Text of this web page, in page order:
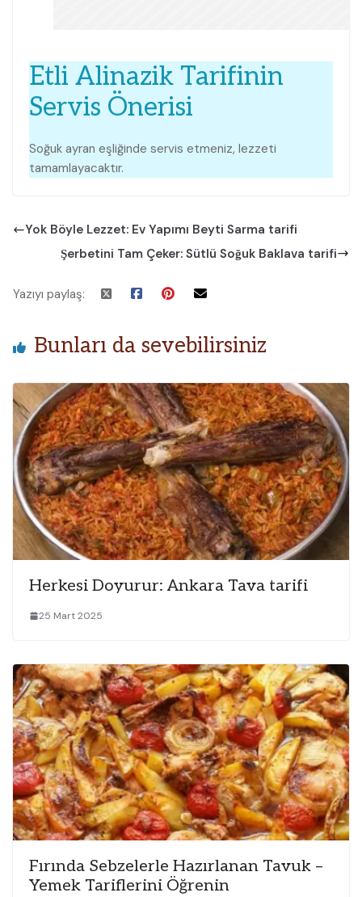
Etli Alinazik Tarifinin
Servis Önerisi
Soğuk ayran eşliğinde servis etmeniz, lezzeti
tamamlayacaktır.
Yok Böyle Lezzet: Ev Yapımı Beyti Sarma tarifi
Şerbetini Tam Çeker: Sütlü Soğuk Baklava tarifi
Yazıyı paylaş:
Bunları da sevebilirsiniz
Herkesi Doyurur: Ankara Tava tarifi
25 Mart 2025
Fırında Sebzelerle Hazırlanan Tavuk –
Yemek Tariflerini Öğrenin